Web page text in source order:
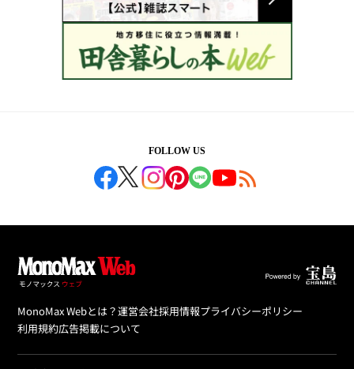
FOLLOW US
MonoMax Webとは？運営会社採用情報プライバシーポリシー
利用規約広告掲載について